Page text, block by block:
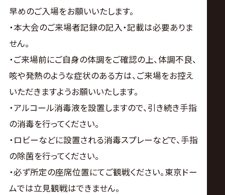
早めのご入場をお願いいたします。
・本大会のご来場者記録の記入・記載は必要ありま
せん。
・ご来場前にご自身の体調をご確認の上、体調不良、
咳や発熱のような症状のある方は、ご来場をお控え
いただきますようお願いいたします。
・アルコール消毒液を設置しますので、引き続き手指
の消毒を行ってください。
・ロビーなどに設置される消毒スプレーなどで、手指
の除菌を行ってください。
・必ず所定の座席位置にてご観戦ください。東京ドー
ムでは立見観戦はできません。